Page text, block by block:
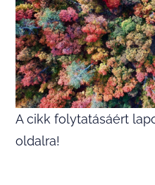
A cikk folytatásáért
oldalra!